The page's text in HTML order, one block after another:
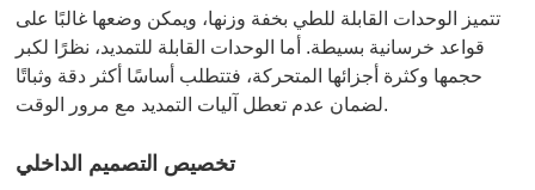
تتميز الوحدات القابلة للطي بخفة وزنها، ويمكن وضعها غالبًا على
قواعد خرسانية بسيطة. أما الوحدات القابلة للتمديد، نظرًا لكبر
حجمها وكثرة أجزائها المتحركة، فتتطلب أساسًا أكثر دقة وثباتًا
لضمان عدم تعطل آليات التمديد مع مرور الوقت.
تخصيص التصميم الداخلي